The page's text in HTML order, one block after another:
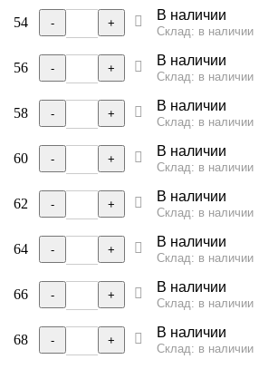
54 - + В наличии
Склад: в наличии
56 - + В наличии
Склад: в наличии
58 - + В наличии
Склад: в наличии
60 - + В наличии
Склад: в наличии
62 - + В наличии
Склад: в наличии
64 - + В наличии
Склад: в наличии
66 - + В наличии
Склад: в наличии
68 - + В наличии
Склад: в наличии